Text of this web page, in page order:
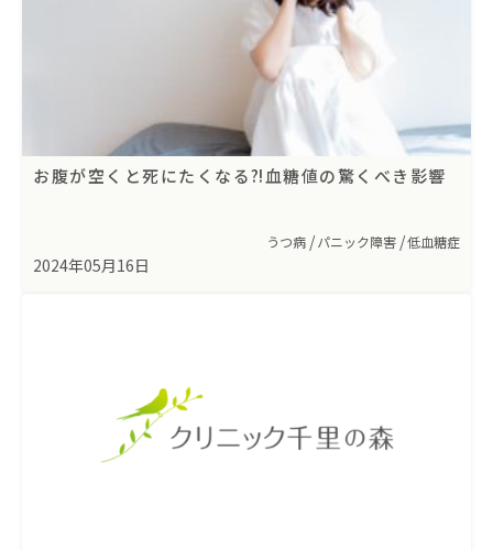
お腹が空くと死にたくなる⁈血糖値の驚くべき影響
うつ病 パニック障害 低血糖症
2024年05月16日